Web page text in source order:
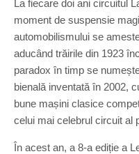
La fiecare doi ani circuitul
moment de suspensie
automobilismului se
aducând trăirile din 1923
paradox în timp se
bienală inventată în 2002,
bune mașini clasice
celui mai celebrul circuit al
În acest an, a 8-a ediție a